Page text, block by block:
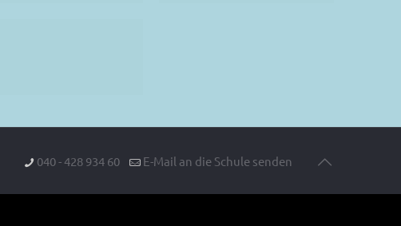
040 - 428 934 60 E-Mail an die Schule senden